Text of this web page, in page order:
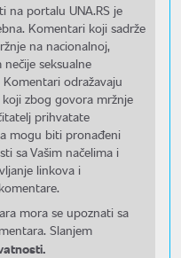
na portalu UNA.RS je
Komentari koji sadrže
na nacionalnoj,
seksualne
odražavaju
zbog govora mržnje
prihvatate
mogu biti pronađeni
sa Vašim načelima i
linkova i
mora se upoznati sa
Slanjem